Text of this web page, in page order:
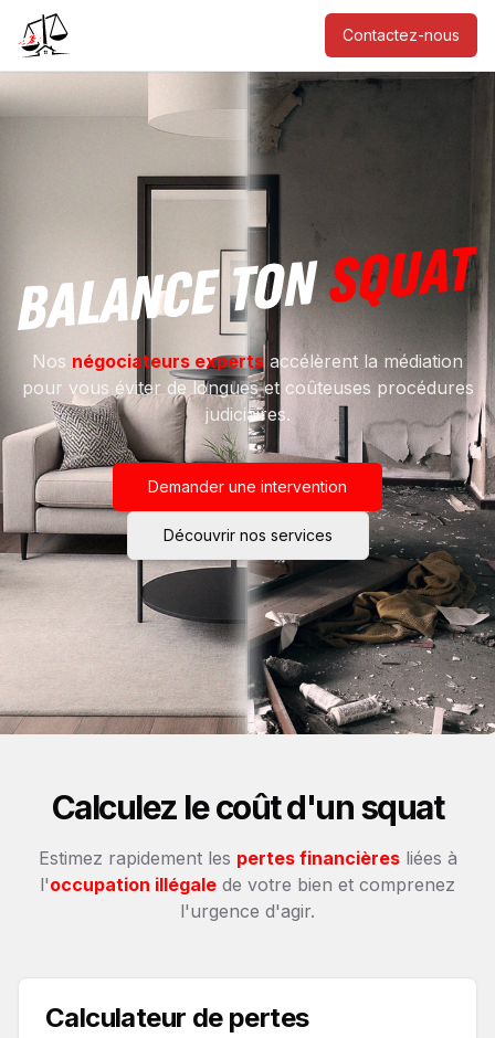
Contactez-nous
Nos négociateurs experts accélèrent la médiation
pour vous éviter de longues et coûteuses procédures
judiciaires.
Demander une intervention
Découvrir nos services
Calculez le coût d'un squat
Estimez rapidement les pertes financières liées à
l'occupation illégale de votre bien et comprenez
l'urgence d'agir.
Calculateur de pertes